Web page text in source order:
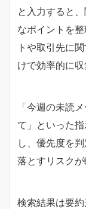
と入力すると
なポイントを
トや取引先に
けで効率的に収
「今週の未読
て」といった
し、優先度を
落とすリスクが
検索結果は要